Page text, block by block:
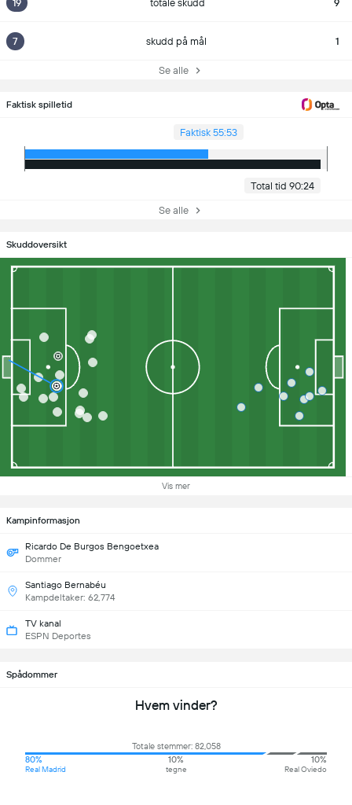
19 totale skudd 9
7 skudd på mål 1
Se alle
Faktisk spilletid
Faktisk 55:53
Total tid 90:24
Se alle
Skuddoversikt
Vis mer
Kampinformasjon
Ricardo De Burgos Bengoetxea
Dommer
Santiago Bernabéu
Kampdeltaker: 62,774
TV kanal
ESPN Deportes
Spådommer
Hvem vinder?
Totale stemmer: 82,058
80%
Real Madrid
10%
tegne
10%
Real Oviedo